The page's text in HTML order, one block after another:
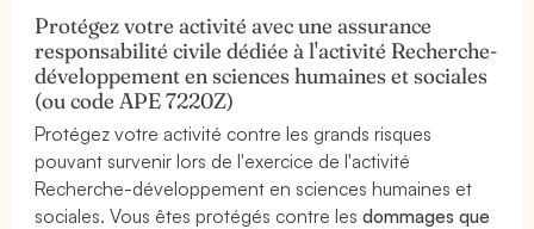
Protégez votre activité avec une assurance
responsabilité civile dédiée à l'activité Recherche-
développement en sciences humaines et sociales
(ou code APE 7220Z)
Protégez votre activité contre les grands risques
pouvant survenir lors de l'exercice de l'activité
Recherche-développement en sciences humaines et
sociales. Vous êtes protégés contre lesdommages que